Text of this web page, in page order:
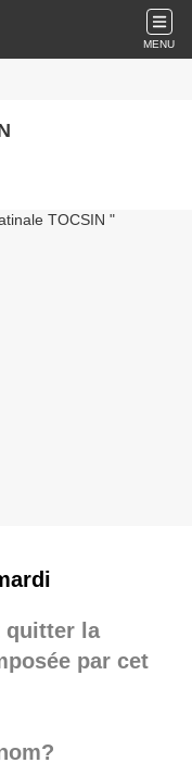
MENU
quitter la
par cet